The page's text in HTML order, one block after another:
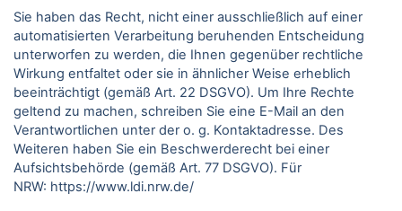
Sie haben das Recht, nicht einer ausschließlich auf einer
automatisierten Verarbeitung beruhenden Entscheidung
unterworfen zu werden, die Ihnen gegenüber rechtliche
Wirkung entfaltet oder sie in ähnlicher Weise erheblich
beeinträchtigt (gemäß Art. 22 DSGVO). Um Ihre Rechte
geltend zu machen, schreiben Sie eine E-Mail an den
Verantwortlichen unter der o. g. Kontaktadresse. Des
Weiteren haben Sie ein Beschwerderecht bei einer
Aufsichtsbehörde (gemäß Art. 77 DSGVO). Für
NRW: https://www.ldi.nrw.de/